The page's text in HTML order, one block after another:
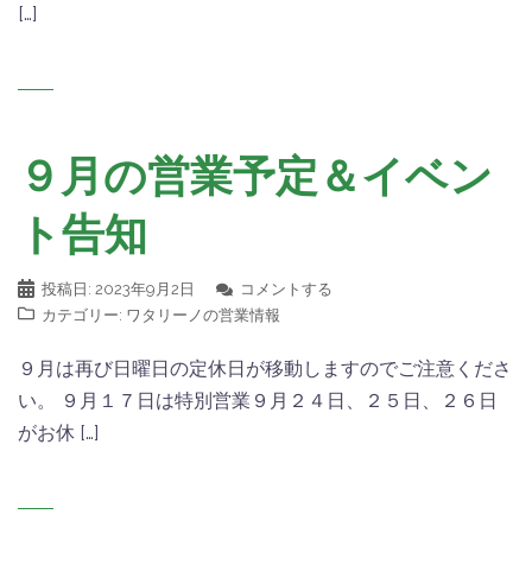
[…]
９月の営業予定＆イベン
ト告知
投稿日: 2023年9月2日
コメントする
カテゴリー: ワタリーノの営業情報
９月は再び日曜日の定休日が移動しますのでご注意くださ
い。 ９月１７日は特別営業９月２４日、２５日、２６日
がお休 […]